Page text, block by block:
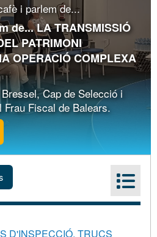
i parlem de...
de... LA TRANSMISSIÓ
PATRIMONI
OPERACIÓ COMPLEXA
Cap de Selecció i
Frau Fiscal de Balears.
D'INSPECCIÓ. TRUCS